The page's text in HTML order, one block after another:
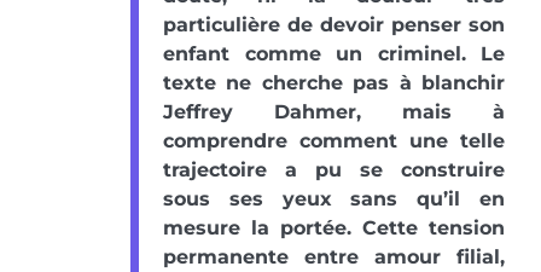
particulière de devoir penser son
enfant comme un criminel. Le
texte ne cherche pas à blanchir
Jeffrey Dahmer, mais à
comprendre comment une telle
trajectoire a pu se construire
sous ses yeux sans qu’il en
mesure la portée. Cette tension
permanente entre amour filial,